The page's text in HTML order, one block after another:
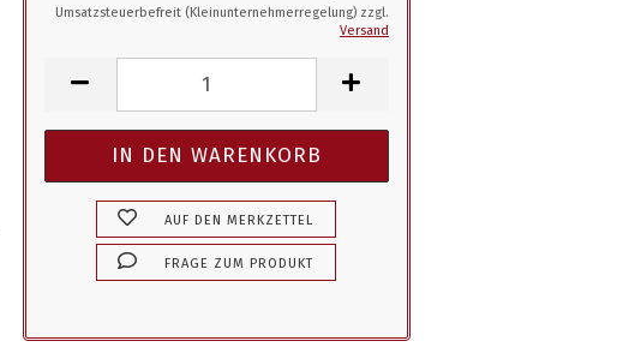
Umsatzsteuerbefreit (Kleinunternehmerregelung) zzgl.
Versand
AUF DEN MERKZETTEL
FRAGE ZUM PRODUKT